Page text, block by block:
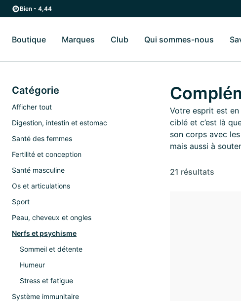
Passer au contenu principal
Passer à la navigation principale
Bien - 4,44
Boutique Basculer vers le sous-menu Boutique
Marques Basculer vers le sous-menu Marques
Club Qui sommes-nous
Votre esprit est en
ciblé et c’est là
son corps avec
mais aussi à
21 résultats
Catégorie
Afficher tout
Digestion, intestin et estomac
Santé des femmes
Fertilité et conception
Santé masculine
Os et articulations
Sport
Peau, cheveux et ongles
Nerfs et psychisme
Sommeil et détente
Humeur
Stress et fatigue
Système immunitaire